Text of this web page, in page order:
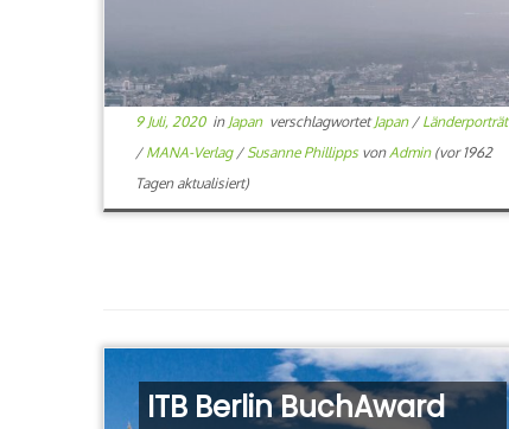
9 Juli, 2020in Japan verschlagwortetJapan / Länderporträt
/ MANA-Verlag / Susanne Phillipps von Admin(vor 1962
Tagen aktualisiert)
ITB Berlin BuchAward